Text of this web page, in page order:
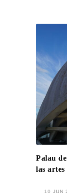
Palau
las artes
10 JUN